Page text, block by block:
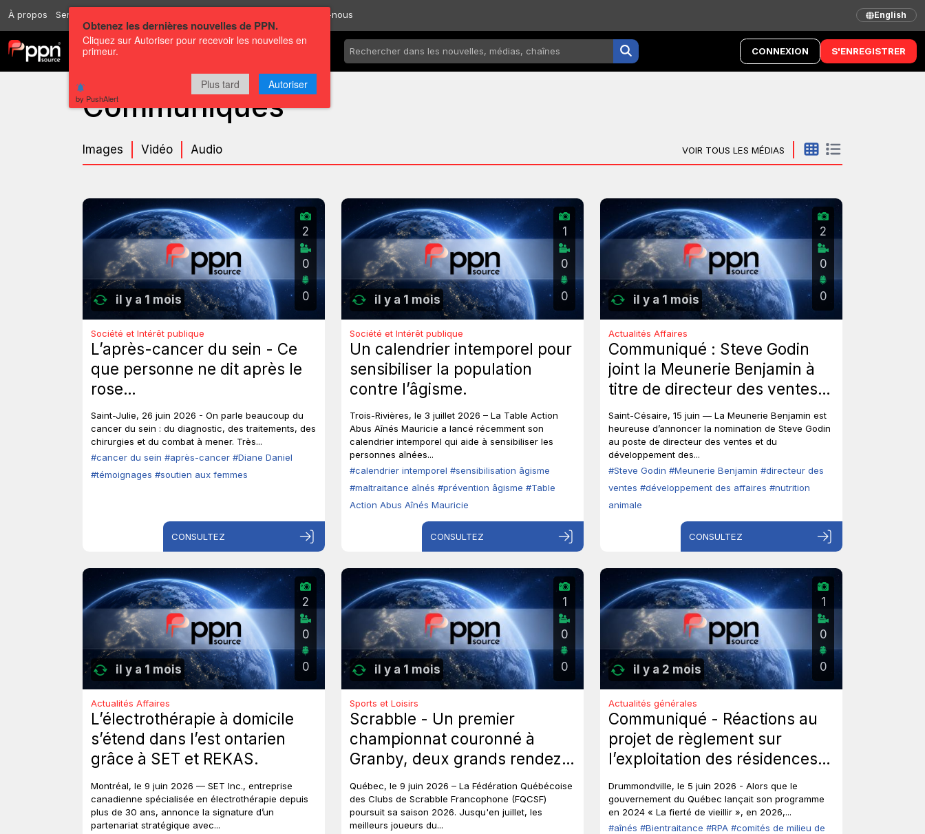
Chaînes CONNEXION S'ENREGISTRER
À propos Services Contactez-nous English
Communiqués
Images Vidéo Audio VOIR TOUS LES MÉDIAS
il y a 1 mois
2
0
0
Société et Intérêt publique
L’après-cancer du sein - Ce
que personne ne dit après le
rose…
Saint-Julie, 26 juin 2026 - On parle beaucoup du
cancer du sein : du diagnostic, des traitements, des
chirurgies et du combat à mener. Très...
#cancer du sein #après-cancer #Diane Daniel
#témoignages #soutien aux femmes
CONSULTEZ
il y a 1 mois
1
0
0
Société et Intérêt publique
Un calendrier intemporel pour
sensibiliser la population
contre l’âgisme.
Trois-Rivières, le 3 juillet 2026 – La Table Action
Abus Aînés Mauricie a lancé récemment son
calendrier intemporel qui aide à sensibiliser les
personnes aînées...
#calendrier intemporel #sensibilisation âgisme
#maltraitance aînés #prévention âgisme #Table
Action Abus Aînés Mauricie
CONSULTEZ
il y a 1 mois
2
0
0
Actualités Affaires
Communiqué : Steve Godin
joint la Meunerie Benjamin à
titre de directeur des ventes
et du développement des
affaires.
Saint-Césaire, 15 juin — La Meunerie Benjamin est
heureuse d’annoncer la nomination de Steve Godin
au poste de directeur des ventes et du
développement des...
#Steve Godin #Meunerie Benjamin #directeur des
ventes #développement des affaires #nutrition
animale
CONSULTEZ
il y a 1 mois
2
0
0
Actualités Affaires
L’électrothérapie à domicile
s’étend dans l’est ontarien
grâce à SET et REKAS.
Montréal, le 9 juin 2026 — SET Inc., entreprise
canadienne spécialisée en électrothérapie depuis
plus de 30 ans, annonce la signature d’un
partenariat stratégique avec...
il y a 1 mois
1
0
0
Sports et Loisirs
Scrabble - Un premier
championnat couronné à
Granby, deux grands rendez-
vous à venir au Québec.
Québec, le 9 juin 2026 – La Fédération Québécoise
des Clubs de Scrabble Francophone (FQCSF)
poursuit sa saison 2026. Jusqu'en juillet, les
meilleurs joueurs du...
il y a 2 mois
1
0
0
Actualités générales
Communiqué - Réactions au
projet de règlement sur
l’exploitation des résidences
privées pour aînés : Les aînés
ont-ils toujours leur droit de
parole?
Drummondville, le 5 juin 2026 - Alors que le
gouvernement du Québec lançait son programme
en 2024 « La fierté de vieillir », en 2026,...
#aînés #Bientraitance #RPA #comités de milieu de
Obtenez les dernières nouvelles de PPN.
Cliquez sur Autoriser pour recevoir les nouvelles en
primeur.
Plus tard Autoriser
by PushAlert